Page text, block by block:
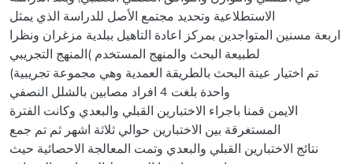
الاستطلاعية وتحديد مجتمع الأصل للدراسة الذي يمثل
اربعة مسنين المتواجدين بمركز اعادة التاهيل ببلدية مزغران ونظرا
لطبيعة البحث والمنهج المستخدم )المنهج التجريبي
(تم اختيار عينة البحث بالطريقة العمدية وهي مجموعة تجريبية
واحدة بلغت 4 افراد مصابين بالشلل النصفي
الايمن قمنا باجراء الاختبارين القبلي والبعدي وكانت الفترة
المستغرقة بين الاختبارين حوالي ثلاثة اشهر ثم تم جمع
نتائج الاختبارين القبلي والبعدي وتمت المعالجة الاحصائية حيث